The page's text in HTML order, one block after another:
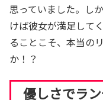
思っていました。し
けば彼女が満足して
ることこそ、本当の
か！？
優しさでラ